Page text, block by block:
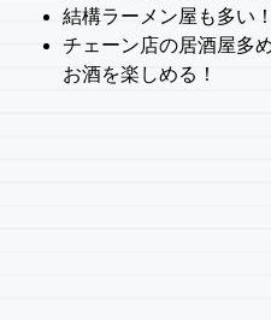
結構ラーメン屋も多い！
チェーン店の居酒屋多
お酒を楽しめる！